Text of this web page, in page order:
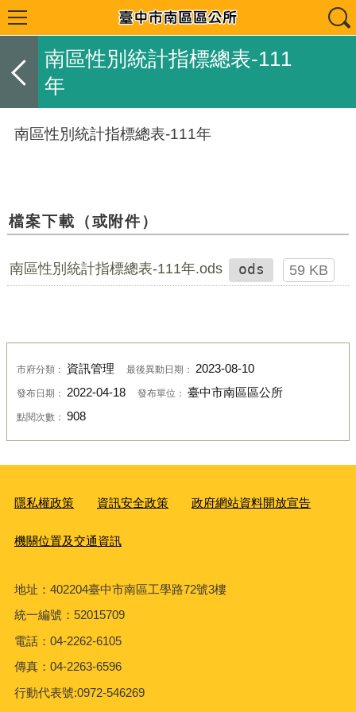
南區性別統計指標總表-111
年
南區性別統計指標總表-111年
檔案下載（或附件）
南區性別統計指標總表-111年.ods ods 59 KB
市府分類： 資訊管理 最後異動日期： 2023-08-10
發布日期： 2022-04-18 發布單位： 臺中市南區區公所
點閱次數： 908
隱私權政策 資訊安全政策 政府網站資料開放宣告
機關位置及交通資訊
地址：402204臺中市南區工學路72號3樓
統一編號：52015709
電話：04-2262-6105
傳真：04-2263-6596
行動代表號:0972-546269